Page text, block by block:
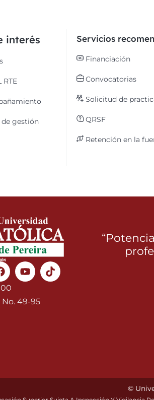
interés
RTE
gestión
Servicios
Financiación
Convocatorias
Solicitud de
QRSF
Retención en la
Youtube
No. 49-95
©